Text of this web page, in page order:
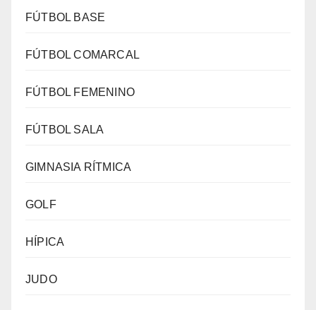
FÚTBOL BASE
FÚTBOL COMARCAL
FÚTBOL FEMENINO
FÚTBOL SALA
GIMNASIA RÍTMICA
GOLF
HÍPICA
JUDO